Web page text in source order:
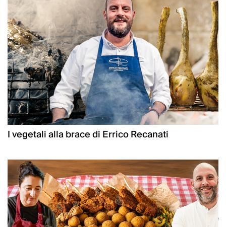
I vegetali alla brace di Errico Recanati